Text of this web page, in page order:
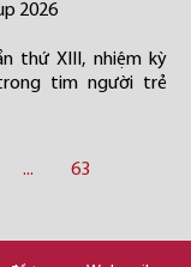
2026
thứ XIII, nhiệm kỳ
tim người trẻ
... 63